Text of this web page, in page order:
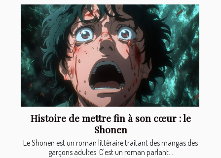
Histoire de mettre fin à son cœur : le
Shonen
Le Shonen est un roman littéraire traitant des mangas des
garçons adultes. C'est un roman parlant...